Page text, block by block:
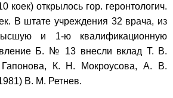
коек) открылось гор. геронтологич.
В штате учреждения 32 врача, из
и 1-ю квалификационную
Б. № 13 внесли вклад Т. В.
К. Н. Мокроусова, А. В.
В. М. Ретнев.